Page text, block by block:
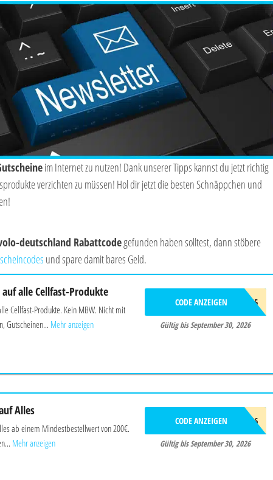
im Internet zu nutzen! Dank unserer Tipps kannst du jetzt richtig
verzichten zu müssen! Hol dir jetzt die besten Schnäppchen und
deutschland Rabattcodegefunden haben solltest, dann stöbere
und spare damit bares Geld.
alle Cellfast-Produkte
Cellfast-Produkte. Kein MBW. Nicht mit
Gutscheinen... Mehr anzeigen
CELLFAST15
CODE ANZEIGEN
Gültig bis September 30, 2026
Alles
ab einem Mindestbestellwert von 200€.
Mehr anzeigen
SBSOMMER26
CODE ANZEIGEN
Gültig bis September 30, 2026